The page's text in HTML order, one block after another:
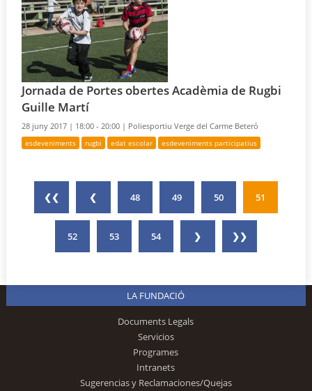
Jornada de Portes obertes Acadèmia de Rugbi
Guille Martí
28 juny 2017 | 18:00 - 20:00 | Poliesportiu Verge del Carme Beteró
esdeveniments rugbi edat escolar esdeveniments participatius
❮❮ ❮ 48 49 50 51
52 53 54 ❯ ❯❯
LA FUNDACIÓ
Documents Legals
Servicios
Programes
Intranets
Sugerencias y Reclamaciones/Quejas